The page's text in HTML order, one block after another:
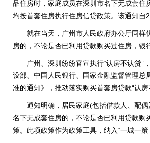
品住房时，家庭成员在深圳市名下无成套住
均按首套住房执行住房信贷政策。该通知自
就在当天，广州市人民政府办公厅同样
房的，不论是否已利用贷款购买过住房，
广州、深圳纷纷官宣执行“认房不认贷”
设部、中国人民银行、国家金融监督管理总
准的通知》，推动落实购买首套房贷款“认房
通知明确，居民家庭(包括借款人、配偶
名下无成套住房的，不论是否已利用贷款购
策。此项政策作为政策工具，纳入“一城一